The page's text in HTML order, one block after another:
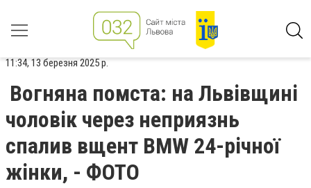
11:34, 13 березня 2025 р.
Вогняна помста: на Львівщині
чоловік через неприязнь
спалив вщент BMW 24-річної
жінки, - ФОТО